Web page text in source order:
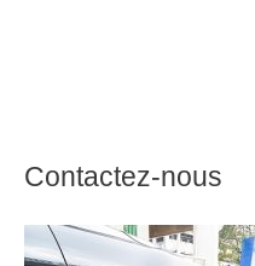
Contactez-nous